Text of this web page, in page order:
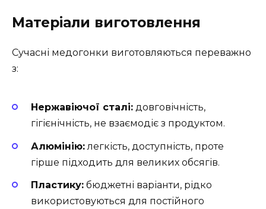
Матеріали виготовлення
Сучасні медогонки виготовляються переважно
з:
Нержавіючої сталі: довговічність,
гігієнічність, не взаємодіє з продуктом.
Алюмінію: легкість, доступність, проте
гірше підходить для великих обсягів.
Пластику: бюджетні варіанти, рідко
використовуються для постійного